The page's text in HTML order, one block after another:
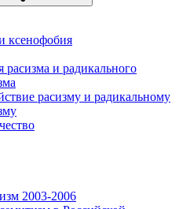
ксенофобия
расизма и радикального
расизму и радикальному
2003-2006